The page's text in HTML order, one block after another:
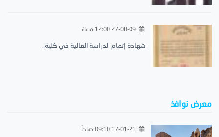
27-08-09 12:00 مساءً
شهادة إتمام الدراسة العالية في كلية..
معرض نوافذ
17-01-21 09:10 صباحاً